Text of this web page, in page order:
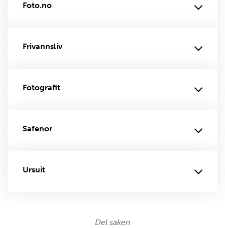
Foto.no
Frivannsliv
Fotografit
Safenor
Ursuit
Del saken